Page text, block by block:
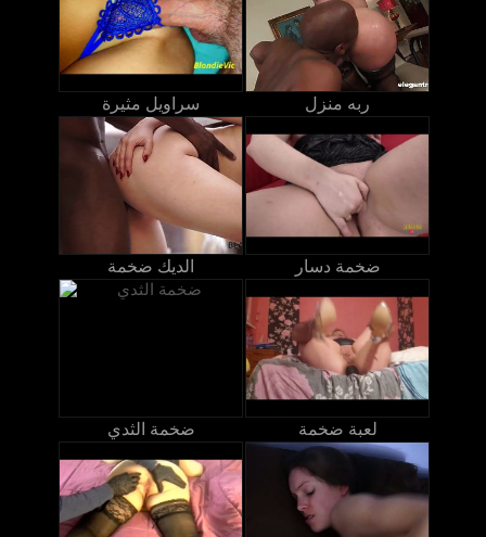
سراويل مثيرة ربه منزل
الديك ضخمة ضخمة دسار
ضخمة الثدي لعبة ضخمة